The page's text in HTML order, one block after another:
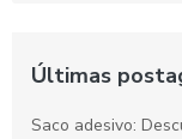
Últimas
Saco adesivo: